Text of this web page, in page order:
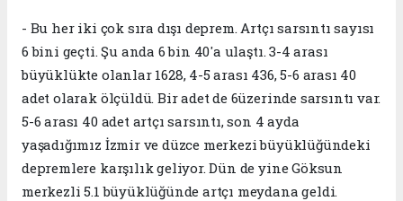
- Bu her iki çok sıra dışı deprem. Artçı sarsıntı sayısı
6 bini geçti. Şu anda 6 bin 40'a ulaştı. 3-4 arası
büyüklükte olanlar 1628, 4-5 arası 436, 5-6 arası 40
adet olarak ölçüldü. Bir adet de 6üzerinde sarsıntı var.
5-6 arası 40 adet artçı sarsıntı, son 4 ayda
yaşadığımız İzmir ve düzce merkezi büyüklüğündeki
depremlere karşılık geliyor. Dün de yine Göksun
merkezli 5.1 büyüklüğünde artçı meydana geldi.